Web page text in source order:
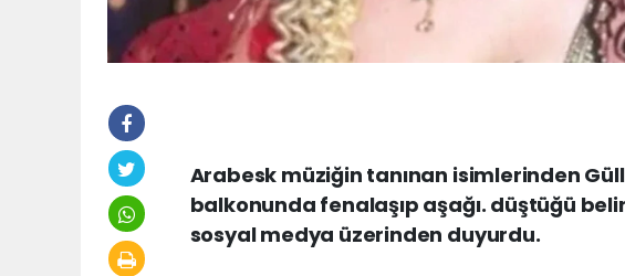
Arabesk müziğin tanınan isimlerinden
balkonunda fenalaşıp aşağı. düştüğü
sosyal medya üzerinden duyurdu.